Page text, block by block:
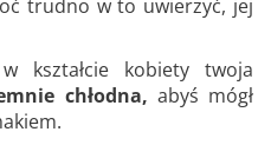
trudno w to uwierzyć, jej
kształcie kobiety twoja
chłodna, abyś mógł